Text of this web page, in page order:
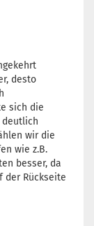
desto
sich die
deutlich
wir die
wie z.B.
besser, da
der Rückseite